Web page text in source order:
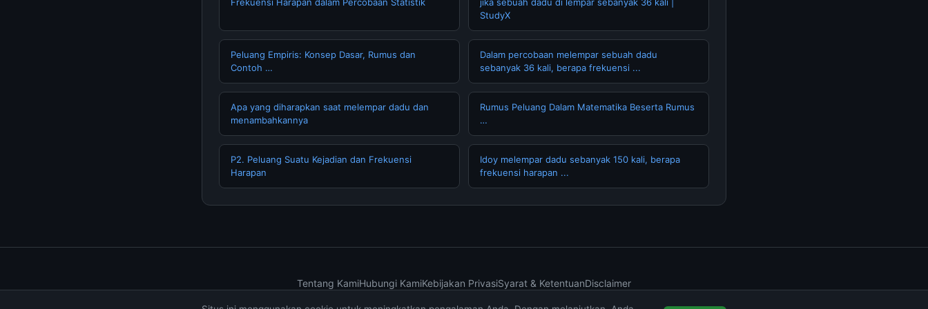
Frekuensi Harapan dalam Percobaan Statistik
jika sebuah dadu di lempar sebanyak 36 kali |
StudyX
Peluang Empiris: Konsep Dasar, Rumus dan
Contoh …
Dalam percobaan melempar sebuah dadu
sebanyak 36 kali, berapa frekuensi ...
Apa yang diharapkan saat melempar dadu dan
menambahkannya
Rumus Peluang Dalam Matematika Beserta Rumus
…
P2. Peluang Suatu Kejadian dan Frekuensi
Harapan
Idoy melempar dadu sebanyak 150 kali, berapa
frekuensi harapan ...
Tentang KamiHubungi KamiKebijakan PrivasiSyarat & KetentuanDisclaimer